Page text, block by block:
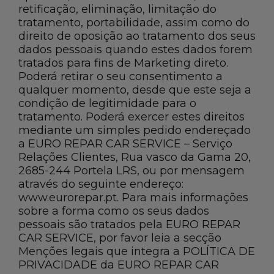
retificação, eliminação, limitação do
tratamento, portabilidade, assim como do
direito de oposição ao tratamento dos seus
dados pessoais quando estes dados forem
tratados para fins de Marketing direto.
Poderá retirar o seu consentimento a
qualquer momento, desde que este seja a
condição de legitimidade para o
tratamento. Poderá exercer estes direitos
mediante um simples pedido endereçado
a EURO REPAR CAR SERVICE – Serviço
Relações Clientes, Rua vasco da Gama 20,
2685-244 Portela LRS, ou por mensagem
através do seguinte endereço:
www.eurorepar.pt. Para mais informações
sobre a forma como os seus dados
pessoais são tratados pela EURO REPAR
CAR SERVICE, por favor leia a secção
Menções legais que integra a POLÍTICA DE
PRIVACIDADE da EURO REPAR CAR